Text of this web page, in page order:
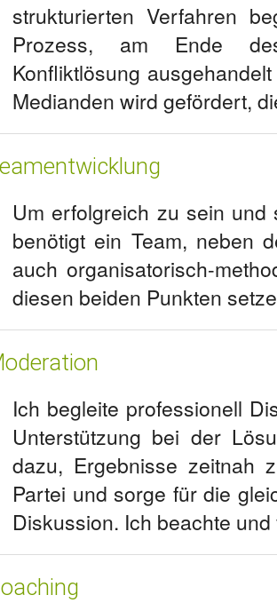
strukturierten Verfahren
Prozess, am Ende
Konfliktlösung
Medianden wird gefördert,
Um erfolgreich zu sein
benötigt ein Team, neben
auch organisatorisch-
diesen beiden Punkten
Ich begleite professionell
Unterstützung bei der
dazu, Ergebnisse zeitnah
Partei und sorge für die
Diskussion. Ich beachte